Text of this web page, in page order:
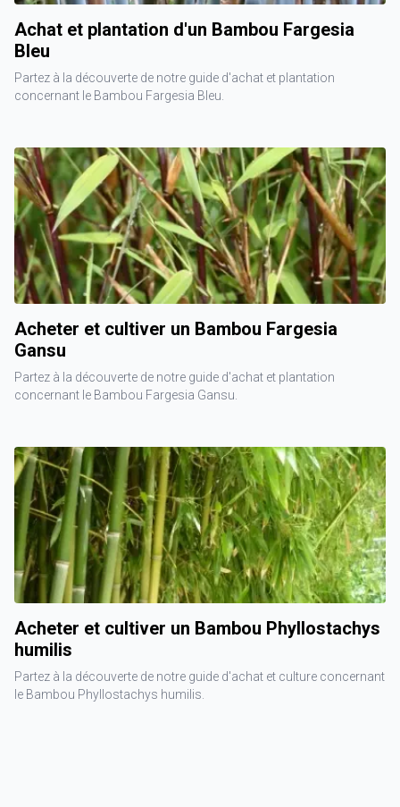
Achat et plantation d'un Bambou Fargesia
Bleu
Partez à la découverte de notre guide d'achat et plantation
concernant le Bambou Fargesia Bleu.
Acheter et cultiver un Bambou Fargesia
Gansu
Partez à la découverte de notre guide d'achat et plantation
concernant le Bambou Fargesia Gansu.
Acheter et cultiver un Bambou Phyllostachys
humilis
Partez à la découverte de notre guide d'achat et culture concernant
le Bambou Phyllostachys humilis.